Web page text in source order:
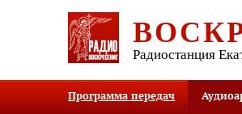
Радиостанция
Программа передач